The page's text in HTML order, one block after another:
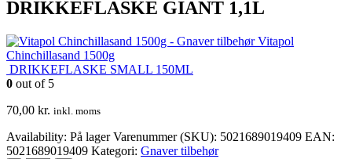
DRIKKEFLASKE GIANT 1,1L
Vitapol
Chinchillasand 1500g
DRIKKEFLASKE SMALL 150ML
0 out of 5
70,00 kr. inkl. moms
Availability: På lager Varenummer (SKU): 5021689019409 EAN:
5021689019409 Kategori: Gnaver tilbehør